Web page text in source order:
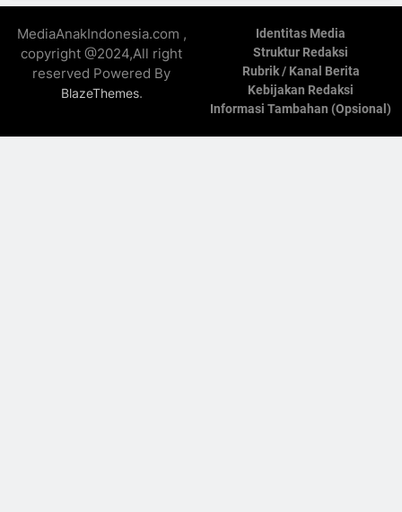
MediaAnakIndonesia.com ,
copyright @2024,All right
reserved Powered By
BlazeThemes.
Identitas Media
Struktur Redaksi
Rubrik / Kanal Berita
Kebijakan Redaksi
Informasi Tambahan (Opsional)